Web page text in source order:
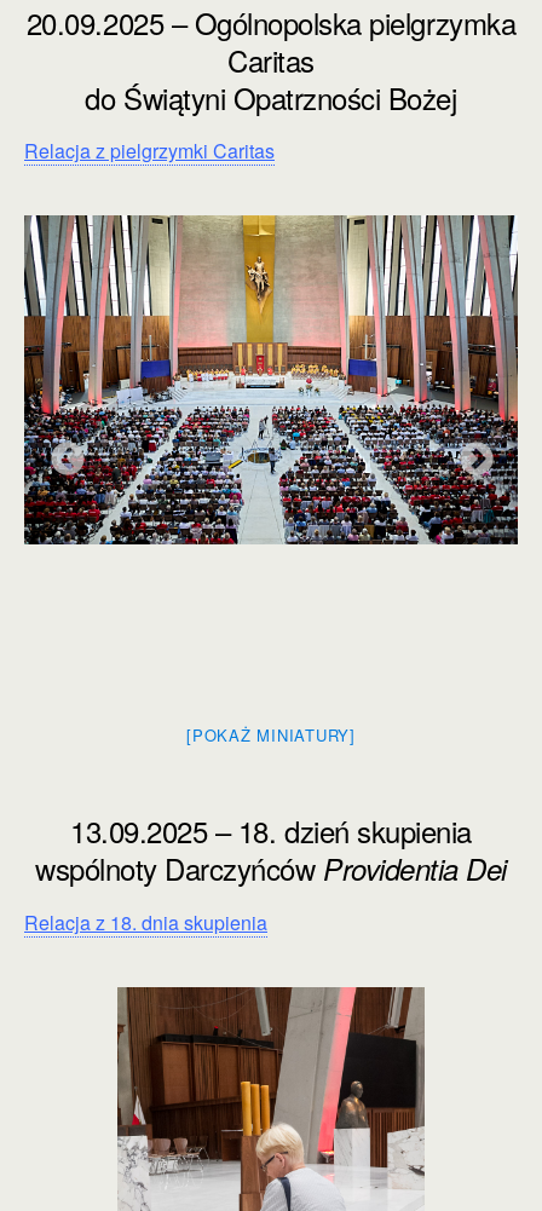
20.09.2025 – Ogólnopolska pielgrzymka
Caritas
do Świątyni Opatrzności Bożej
Relacja z pielgrzymki Caritas
[POKAŻ MINIATURY]
13.09.2025 – 18. dzień skupienia
wspólnoty Darczyńców Providentia Dei
Relacja z 18. dnia skupienia